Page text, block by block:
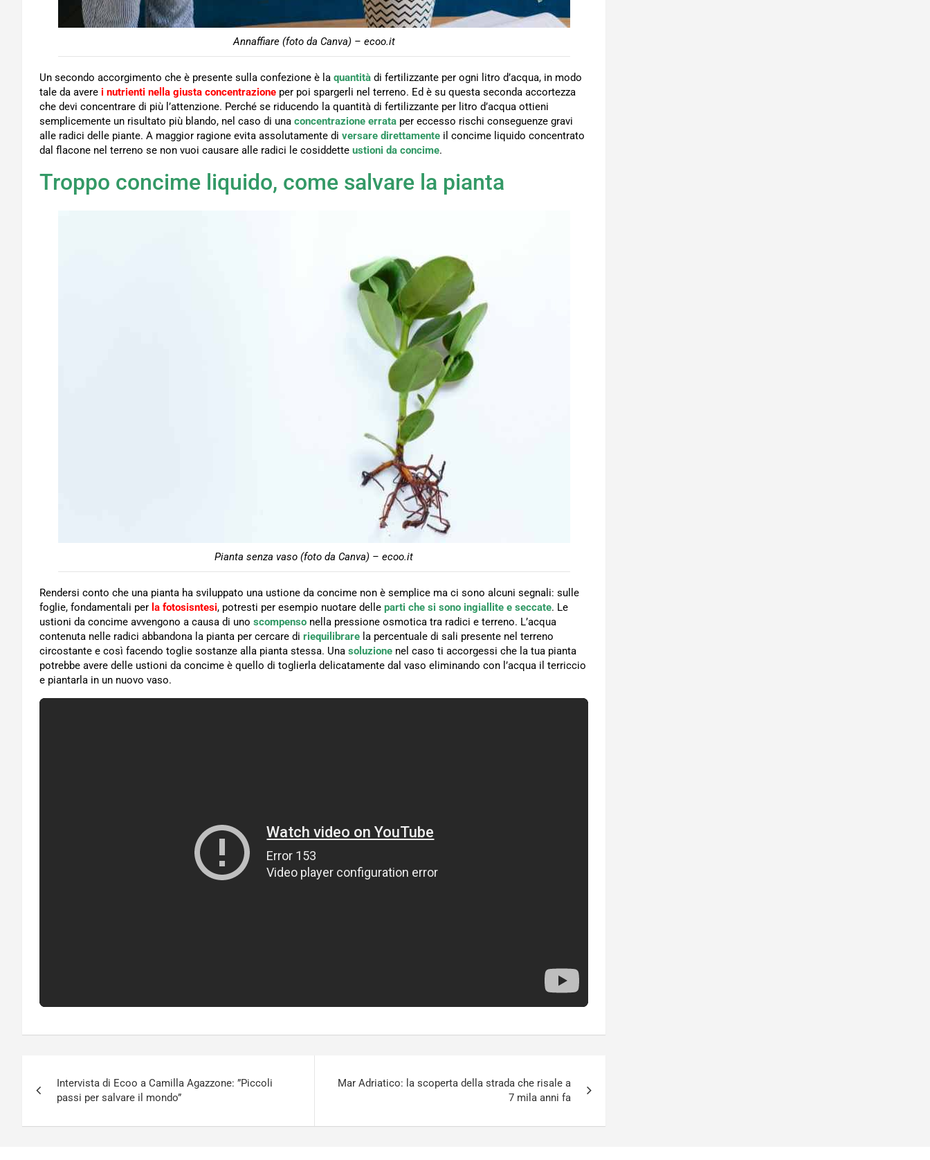
Annaffiare (foto da Canva) – ecoo.it
Un secondo accorgimento che è presente sulla confezione è la quantità di fertilizzante per ogni litro d’acqua, in modo
tale da avere i nutrienti nella giusta concentrazione per poi spargerli nel terreno. Ed è su questa seconda accortezza
che devi concentrare di più l’attenzione. Perché se riducendo la quantità di fertilizzante per litro d’acqua ottieni
semplicemente un risultato più blando, nel caso di una concentrazione errata per eccesso rischi conseguenze gravi
alle radici delle piante. A maggior ragione evita assolutamente di versare direttamente il concime liquido concentrato
dal flacone nel terreno se non vuoi causare alle radici le cosiddette ustioni da concime.
Troppo concime liquido, come salvare la pianta
Pianta senza vaso (foto da Canva) – ecoo.it
Rendersi conto che una pianta ha sviluppato una ustione da concime non è semplice ma ci sono alcuni segnali: sulle
foglie, fondamentali per la fotosisntesi, potresti per esempio nuotare delle parti che si sono ingiallite e seccate. Le
ustioni da concime avvengono a causa di uno scompenso nella pressione osmotica tra radici e terreno. L’acqua
contenuta nelle radici abbandona la pianta per cercare di riequilibrare la percentuale di sali presente nel terreno
circostante e così facendo toglie sostanze alla pianta stessa. Una soluzione nel caso ti accorgessi che la tua pianta
potrebbe avere delle ustioni da concime è quello di toglierla delicatamente dal vaso eliminando con l’acqua il terriccio
e piantarla in un nuovo vaso.
articoli
Intervista di Ecoo a Camilla Agazzone: ”Piccoli
passi per salvare il mondo”
Mar Adriatico: la scoperta della strada che risale a
7 mila anni fa